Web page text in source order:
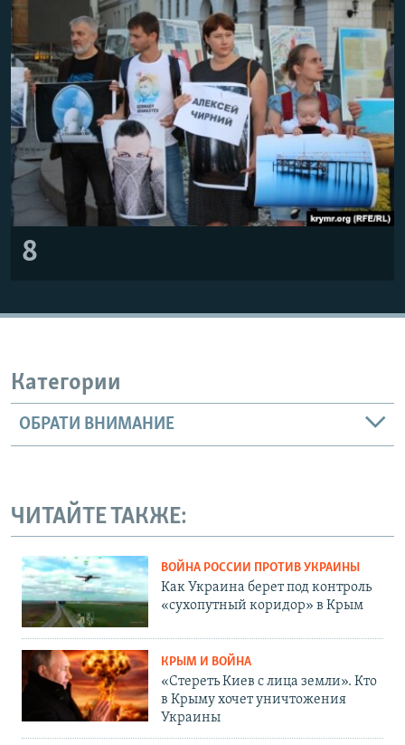
8
Категории
ОБРАТИ ВНИМАНИЕ
ЧИТАЙТЕ ТАКЖЕ:
ВОЙНА РОССИИ ПРОТИВ УКРАИНЫ
Как Украина берет под контроль
«сухопутный коридор» в Крым
КРЫМ И ВОЙНА
«Стереть Киев с лица земли». Кто
в Крыму хочет уничтожения
Украины